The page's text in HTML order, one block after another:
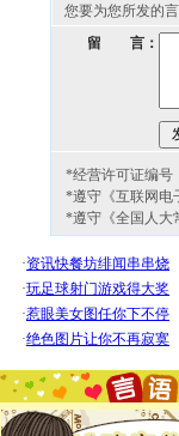
您要为您所发的
留 言：
*经营许可证编号
*遵守《互联网电
*遵守《全国人大
[圣诞节] 圣诞节到了，想想
你太多，只有给你五千万
要平安！千万要知足！千
[圣诞节]不只这样的日子才
天都要快乐噢!
[圣诞节]奉上一颗祝福的心,
如意,快乐,鲜花,一切美好的